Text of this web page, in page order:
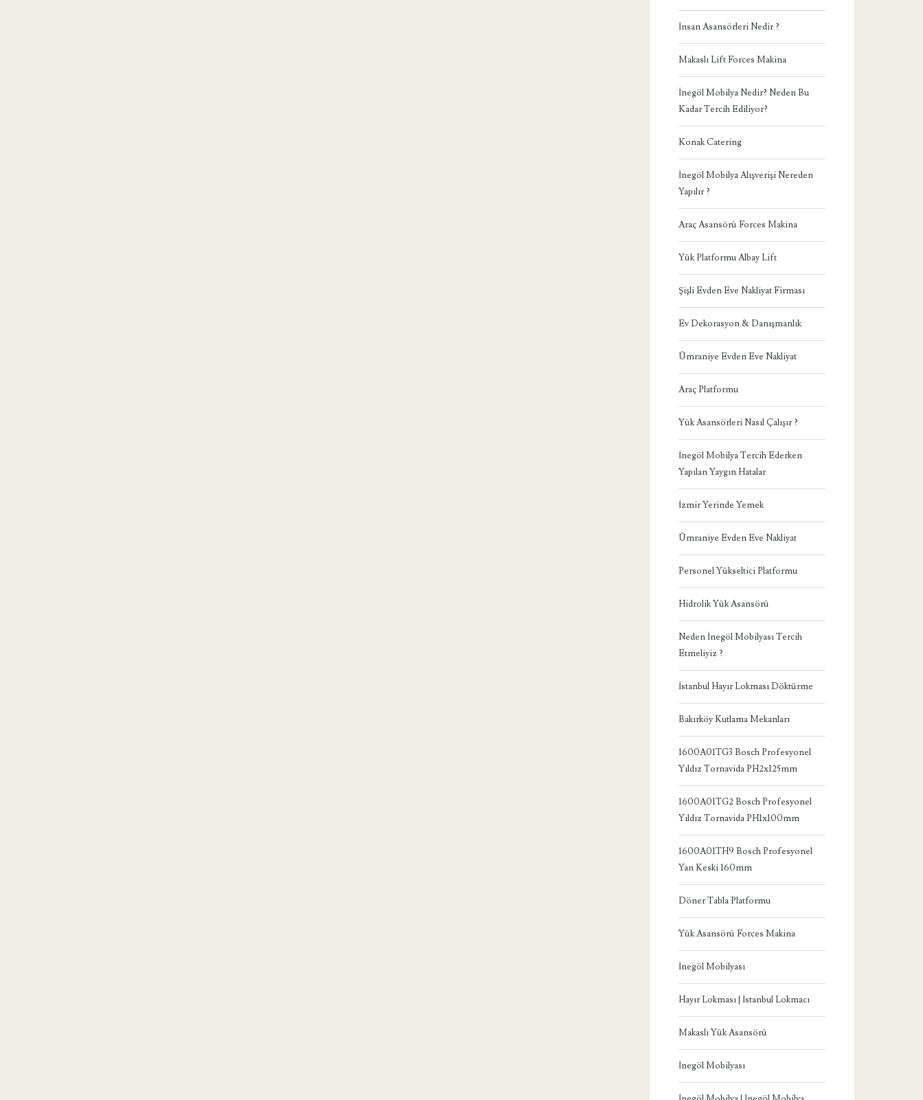
İnsan Asansörleri Nedir ?
Makaslı Lift Forces Makina
İnegöl Mobilya Nedir? Neden Bu
Kadar Tercih Ediliyor?
Konak Catering
İnegöl Mobilya Alışverişi Nereden
Yapılır ?
Araç Asansörü Forces Makina
Yük Platformu Albay Lift
Şişli Evden Eve Nakliyat Firması
Ev Dekorasyon & Danışmanlık
Ümraniye Evden Eve Nakliyat
Araç Platformu
Yük Asansörleri Nasıl Çalışır ?
İnegöl Mobilya Tercih Ederken
Yapılan Yaygın Hatalar
İzmir Yerinde Yemek
Ümraniye Evden Eve Nakliyat
Personel Yükseltici Platformu
Hidrolik Yük Asansörü
Neden İnegöl Mobilyası Tercih
Etmeliyiz ?
İstanbul Hayır Lokması Döktürme
Bakırköy Kutlama Mekanları
1600A01TG3 Bosch Profesyonel
Yıldız Tornavida PH2x125mm
1600A01TG2 Bosch Profesyonel
Yıldız Tornavida PH1x100mm
1600A01TH9 Bosch Profesyonel
Yan Keski 160mm
Döner Tabla Platformu
Yük Asansörü Forces Makina
İnegöl Mobilyası
Hayır Lokması | İstanbul Lokmacı
Makaslı Yük Asansörü
İnegöl Mobilyası